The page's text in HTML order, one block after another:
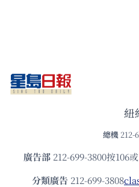
紐
總機 212-
廣告部212-699-3800按106
分類廣告 212-699-3808